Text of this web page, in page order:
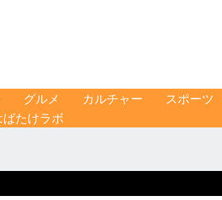
グルメ カルチャー
スポーツ
ばたけラボ